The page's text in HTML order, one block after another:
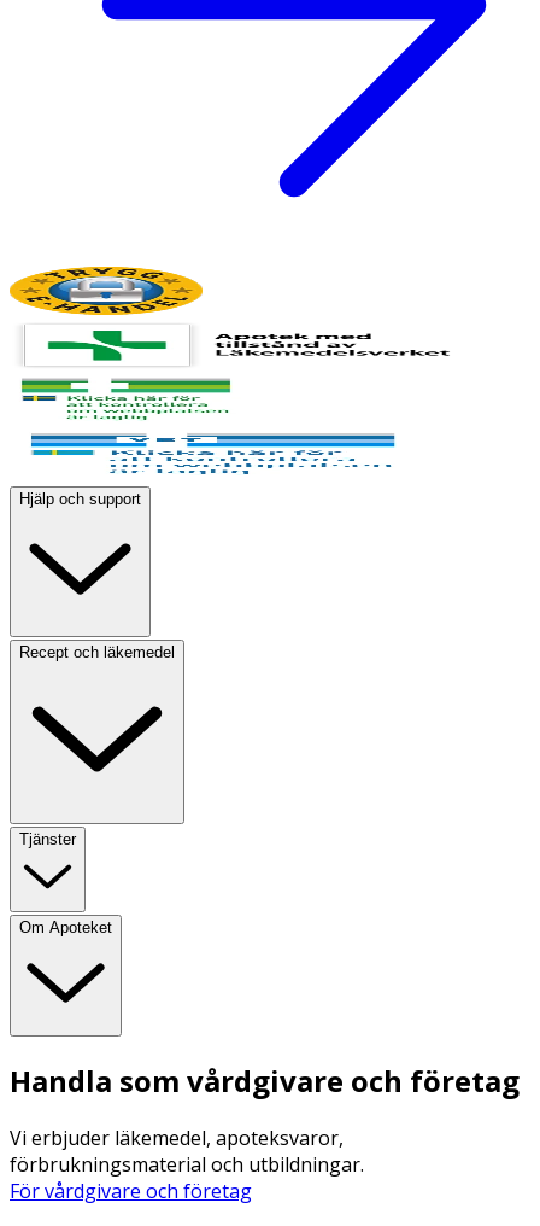
Hjälp och support
Recept och läkemedel
Tjänster
Om Apoteket
Handla som vårdgivare och företag
Vi erbjuder läkemedel, apoteksvaror,
förbrukningsmaterial och utbildningar.
För vårdgivare och företag